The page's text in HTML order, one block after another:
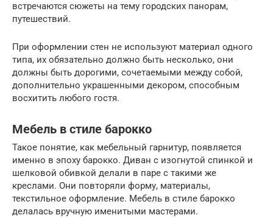
встречаются сюжеты на тему городских панорам,
путешествий.
При оформлении стен не используют материал одного
типа, их обязательно должно быть несколько, они
должны быть дорогими, сочетаемыми между собой,
дополнительно украшенными декором, способным
восхитить любого гостя.
Мебель в стиле барокко
Такое понятие, как мебельный гарнитур, появляется
именно в эпоху барокко. Диван с изогнутой спинкой и
шелковой обивкой делали в паре с такими же
креслами. Они повторяли форму, материалы,
текстильное оформление. Мебель в стиле барокко
делалась вручную именитыми мастерами.